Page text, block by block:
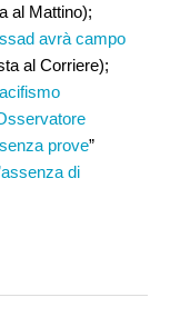
al Mattino);
avrà campo
al Corriere);
prove”
di